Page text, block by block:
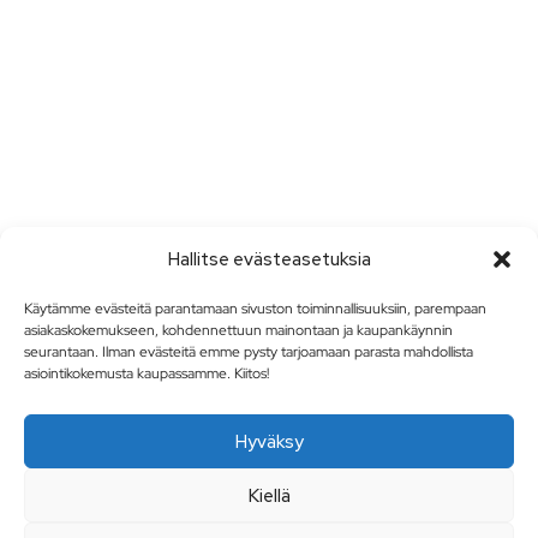
Hallitse evästeasetuksia
Käytämme evästeitä parantamaan sivuston toiminnallisuuksiin, parempaan
asiakaskokemukseen, kohdennettuun mainontaan ja kaupankäynnin
seurantaan. Ilman evästeitä emme pysty tarjoamaan parasta mahdollista
asiointikokemusta kaupassamme. Kiitos!
Hyväksy
Kiellä